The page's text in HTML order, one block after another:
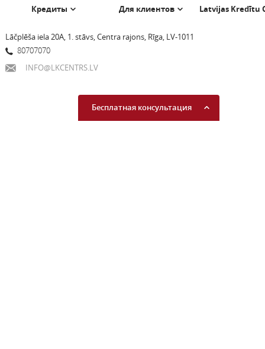
Кредиты Для клиентов Latvijas Kredītu
Lāčplēša iela 20A, 1. stāvs, Centra rajons, Rīga, LV-1011
80707070
INFO@LKCENTRS.LV
Бесплатная консультация